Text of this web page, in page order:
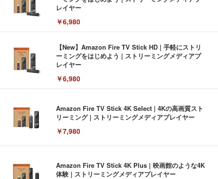
レイヤー
￥6,980
【New】Amazon Fire TV Stick HD | 手軽にストリ
ーミングをはじめよう | ストリーミングメディアプ
レイヤー
￥6,980
Amazon Fire TV Stick 4K Select | 4Kの高画質スト
リーミング | ストリーミングメディアプレイヤー
￥7,980
Amazon Fire TV Stick 4K Plus | 映画館のような4K
体験 | ストリーミングメディアプレイヤー